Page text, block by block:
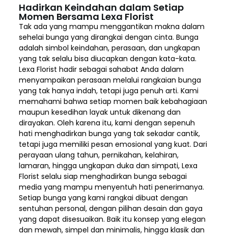
Hadirkan Keindahan dalam Setiap
Momen Bersama Lexa Florist
Tak ada yang mampu menggantikan makna dalam
sehelai bunga yang dirangkai dengan cinta. Bunga
adalah simbol keindahan, perasaan, dan ungkapan
yang tak selalu bisa diucapkan dengan kata-kata.
Lexa Florist hadir sebagai sahabat Anda dalam
menyampaikan perasaan melalui rangkaian bunga
yang tak hanya indah, tetapi juga penuh arti. Kami
memahami bahwa setiap momen baik kebahagiaan
maupun kesedihan layak untuk dikenang dan
dirayakan. Oleh karena itu, kami dengan sepenuh
hati menghadirkan bunga yang tak sekadar cantik,
tetapi juga memiliki pesan emosional yang kuat. Dari
perayaan ulang tahun, pernikahan, kelahiran,
lamaran, hingga ungkapan duka dan simpati, Lexa
Florist selalu siap menghadirkan bunga sebagai
media yang mampu menyentuh hati penerimanya.
Setiap bunga yang kami rangkai dibuat dengan
sentuhan personal, dengan pilihan desain dan gaya
yang dapat disesuaikan. Baik itu konsep yang elegan
dan mewah, simpel dan minimalis, hingga klasik dan